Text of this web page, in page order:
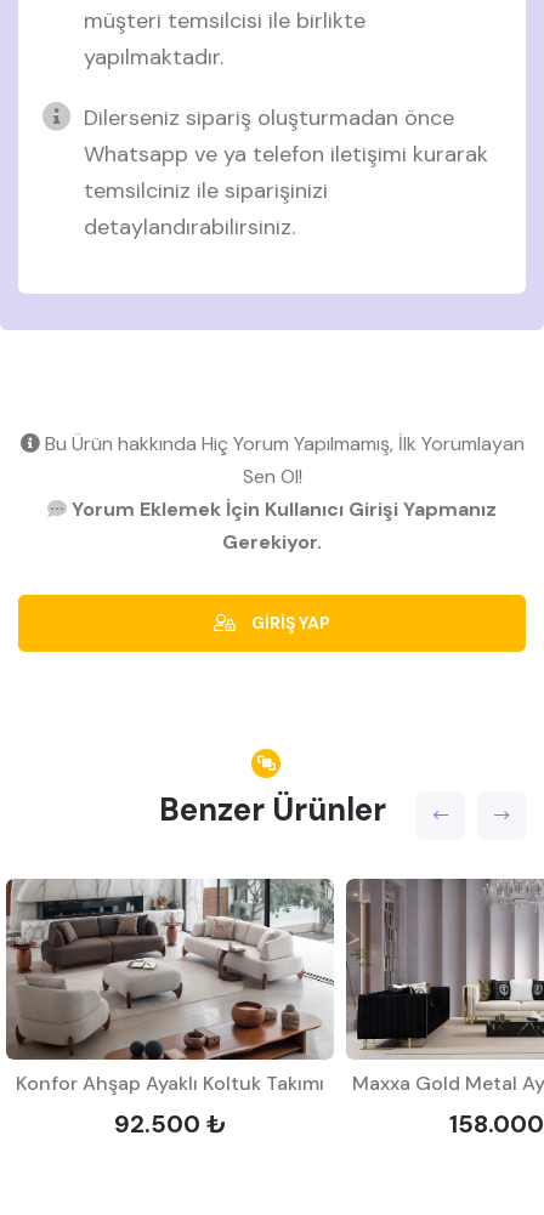
müşteri temsilcisi ile birlikte
yapılmaktadır.
Dilerseniz sipariş oluşturmadan önce
Whatsapp ve ya telefon iletişimi kurarak
temsilciniz ile siparişinizi
detaylandırabilirsiniz.
Bu Ürün hakkında Hiç Yorum Yapılmamış, İlk Yorumlayan
Sen Ol!
Yorum Eklemek İçin Kullanıcı Girişi Yapmanız
Gerekiyor.
GİRİŞ YAP
Benzer Ürünler
Konfor Ahşap Ayaklı Koltuk Takımı
92.500 ₺